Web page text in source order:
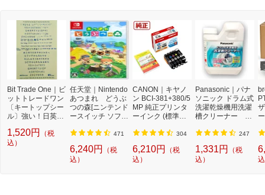
Bit Trade One｜ビ
ットトレードワン
〔キートップシー
ル〕強い！日英対
プシールセット ブ
ルー DYKTSBL
1,520円
（税
込）
任天堂｜Nintendo
あつまれ どうぶ
つの森[ニンテンド
ースイッチ ソフ
471
6,240円
（税
込）
CANON｜キヤノ
ン BCI-381+380/5
MP 純正プリンタ
ーインク (標準容
3813805MP] 304
6,210円
（税
込）
Panasonic｜パナ
ソニック ドラム式
洗濯乾燥機用洗濯
槽クリーナー N-
機 洗浄 洗剤 750m
247
1,331円
（税
込）
T